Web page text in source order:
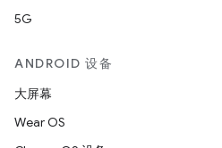
5G
ANDROID 设备
大屏幕
Wear OS